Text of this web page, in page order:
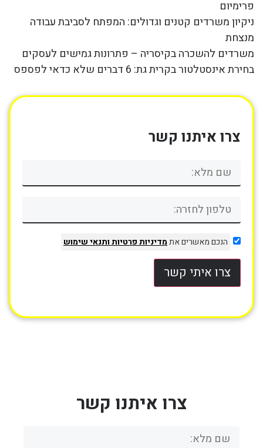
פרימיום
ניקיון משרדים קטנים וגדולים: המפתח לסביבת עבודה
מנצחת
משרדים להשכרה בקיסריה – פתרונות גמישים לעסקים
בחירת אינסטלטור בקרית גת: 6 דברים שלא כדאי לפספס
צרו איתנו קשר
הנכם מאשרים אתמדיניות פרטיותותנאי שימוש
צרו איתי קשר
צרו איתנו קשר